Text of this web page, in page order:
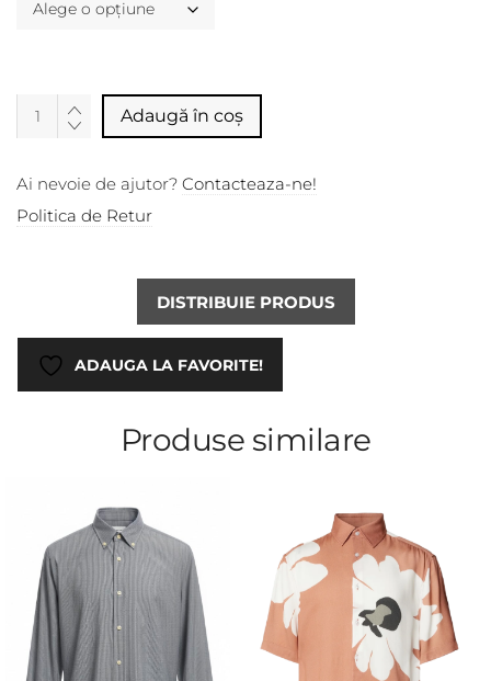
Adaugă în coș
Ai nevoie de ajutor? Contacteaza-ne!
Politica de Retur
DISTRIBUIE PRODUS
ADAUGA LA FAVORITE!
Produse similare